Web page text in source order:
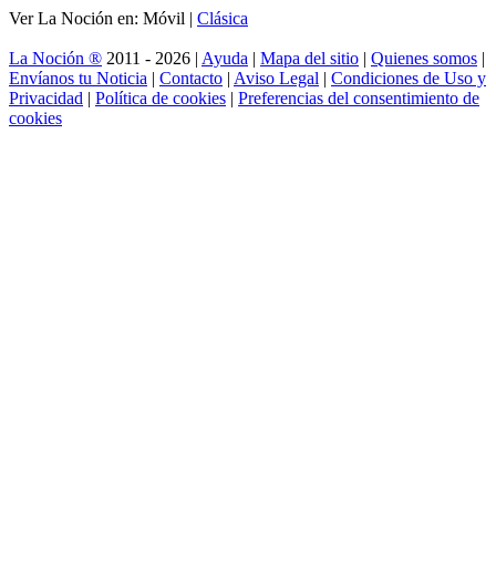
Ver La Noción en: Móvil | Clásica
La Noción ® 2011 - 2026 | Ayuda | Mapa del sitio | Quienes somos |
Envíanos tu Noticia | Contacto | Aviso Legal | Condiciones de Uso y
Privacidad | Política de cookies | Preferencias del consentimiento de
cookies